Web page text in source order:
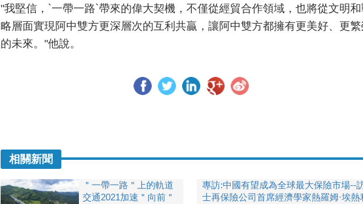
"我堅信，`一帶一路`帶來的偉大契機，不僅從經貿合作領域，也將從文明
略層面實現阿中雙方更深層次的互利共贏，讓阿中雙方都擁有更美好、更繁
的未來。"他說。
相關新聞
＂一帶一路＂上的軌道
交通2021加速＂向前＂
專訪:中國有望成為全球最大保險市場--
士再保險公司首席經濟學家熱羅姆·埃熱